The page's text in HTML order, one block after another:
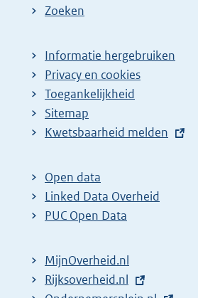
Zoeken
Informatie hergebruiken
Privacy en cookies
Toegankelijkheid
Sitemap
E
t
e
r
l
i
Kwetsbaarheid melden
Open data
Linked Data Overheid
PUC Open Data
MijnOverheid.nl
E
Rijksoverheid.nl